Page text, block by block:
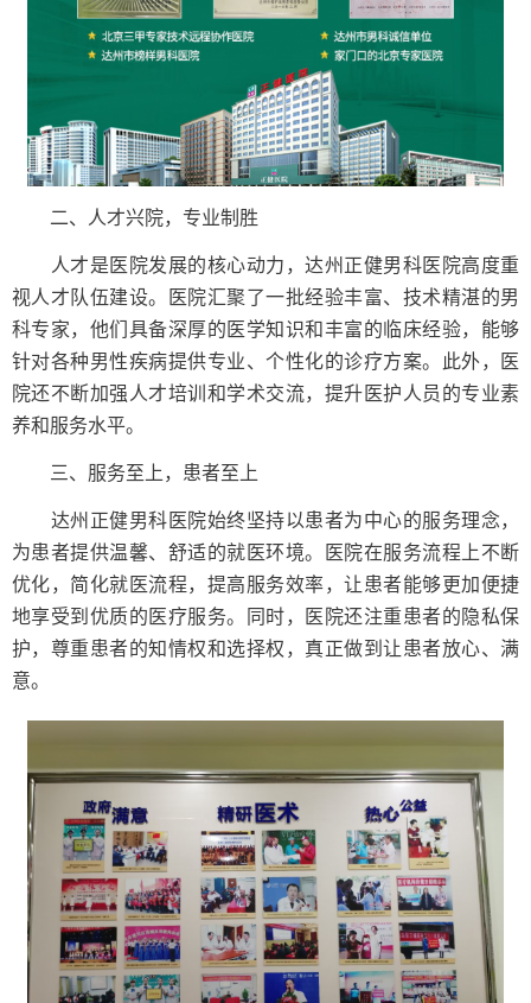
二、人才兴院，专业制胜
人才是医院发展的核心动力，达州正健男科医院高度重
视人才队伍建设。医院汇聚了一批经验丰富、技术精湛的男
科专家，他们具备深厚的医学知识和丰富的临床经验，能够
针对各种男性疾病提供专业、个性化的诊疗方案。此外，医
院还不断加强人才培训和学术交流，提升医护人员的专业素
养和服务水平。
三、服务至上，患者至上
达州正健男科医院始终坚持以患者为中心的服务理念，
为患者提供温馨、舒适的就医环境。医院在服务流程上不断
优化，简化就医流程，提高服务效率，让患者能够更加便捷
地享受到优质的医疗服务。同时，医院还注重患者的隐私保
护，尊重患者的知情权和选择权，真正做到让患者放心、满
意。